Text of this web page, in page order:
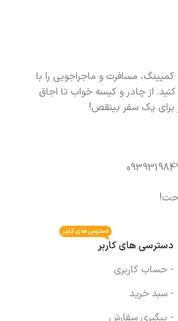
مسافرت و ماجراجویی را با
از چادر و کیسه خواب تا اجاق
برای یک سفر بینقص!
دسترسی های کاربر
دسترسی های کاربر
- حساب کاربری
- سبد خرید
- پیگیری سفارش